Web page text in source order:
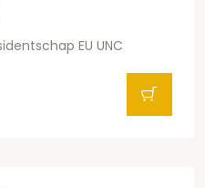
EU UNC